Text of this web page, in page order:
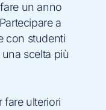
un anno
a
con studenti
scelta più
fare ulteriori